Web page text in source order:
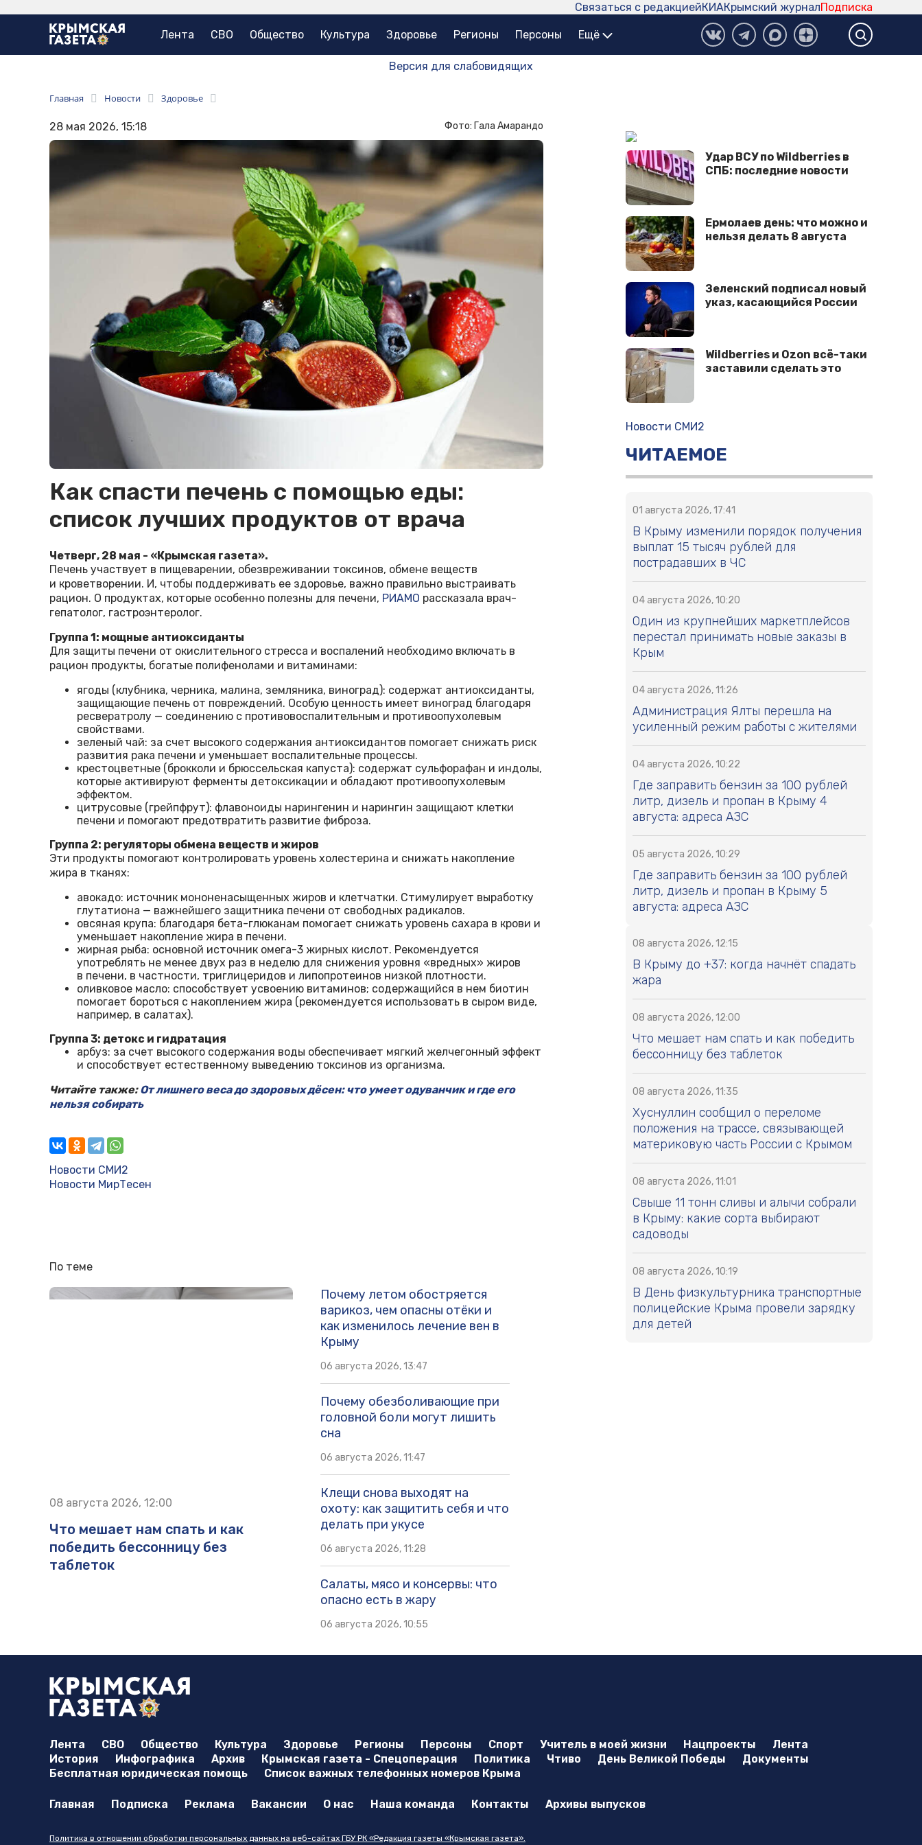
Подписка
Крымский журнал
КИА
Связаться с редакцией
Лента СВО Общество Культура Здоровье Регионы Персоны Ещё
Версия для слабовидящих
Главная Новости Здоровье
28 мая 2026, 15:18 Фото: Гала Амарандо
Как спасти печень с помощью еды:
список лучших продуктов от врача
Четверг, 28 мая - «Крымская газета».
Печень участвует в пищеварении, обезвреживании токсинов, обмене веществ
и кроветворении. И, чтобы поддерживать ее здоровье, важно правильно выстраивать
рацион. О продуктах, которые особенно полезны для печени, РИАМО рассказала врач-
гепатолог, гастроэнтеролог.
Группа 1: мощные антиоксиданты
Для защиты печени от окислительного стресса и воспалений необходимо включать в
рацион продукты, богатые полифенолами и витаминами:
ягоды (клубника, черника, малина, земляника, виноград): содержат антиоксиданты,
защищающие печень от повреждений. Особую ценность имеет виноград благодаря
ресвератролу — соединению с противовоспалительным и противоопухолевым
свойствами.
зеленый чай: за счет высокого содержания антиоксидантов помогает снижать риск
развития рака печени и уменьшает воспалительные процессы.
крестоцветные (брокколи и брюссельская капуста): содержат сульфорафан и индолы,
которые активируют ферменты детоксикации и обладают противоопухолевым
эффектом.
цитрусовые (грейпфрут): флавоноиды нарингенин и нарингин защищают клетки
печени и помогают предотвратить развитие фиброза.
Группа 2: регуляторы обмена веществ и жиров
Эти продукты помогают контролировать уровень холестерина и снижать накопление
жира в тканях:
авокадо: источник мононенасыщенных жиров и клетчатки. Стимулирует выработку
глутатиона — важнейшего защитника печени от свободных радикалов.
овсяная крупa: благодаря бета-глюканам помогает снижать уровень сахара в крови и
уменьшает накопление жира в печени.
жирная рыба: основной источник омега-3 жирных кислот. Рекомендуется
употреблять не менее двух раз в неделю для снижения уровня «вредных» жиров
в печени, в частности, триглицеридов и липопротеинов низкой плотности.
оливковое масло: способствует усвоению витаминов; содержащийся в нем биотин
помогает бороться с накоплением жира (рекомендуется использовать в сыром виде,
например, в салатах).
Группа 3: детокс и гидратация
арбуз: за счет высокого содержания воды обеспечивает мягкий желчегонный эффект
и способствует естественному выведению токсинов из организма.
Читайте также:От лишнего веса до здоровых дёсен: что умеет одуванчик и где его
нельзя собирать
Новости СМИ2
Новости МирТесен
По теме
08 августа 2026, 12:00
Что мешает нам спать и как
победить бессонницу без
таблеток
Почему летом обостряется
варикоз, чем опасны отёки и
как изменилось лечение вен в
Крыму
06 августа 2026, 13:47
Почему обезболивающие при
головной боли могут лишить
сна
06 августа 2026, 11:47
Клещи снова выходят на
охоту: как защитить себя и что
делать при укусе
06 августа 2026, 11:28
Салаты, мясо и консервы: что
опасно есть в жару
06 августа 2026, 10:55
Удар ВСУ по Wildberries в
СПБ: последние новости
Ермолаев день: что можно и
нельзя делать 8 августа
Зеленский подписал новый
указ, касающийся России
Wildberries и Ozon всё-таки
заставили сделать это
Новости СМИ2
ЧИТАЕМОЕ
01 августа 2026, 17:41
В Крыму изменили порядок получения
выплат 15 тысяч рублей для
пострадавших в ЧС
04 августа 2026, 10:20
Один из крупнейших маркетплейсов
перестал принимать новые заказы в
Крым
04 августа 2026, 11:26
Администрация Ялты перешла на
усиленный режим работы с жителями
04 августа 2026, 10:22
Где заправить бензин за 100 рублей
литр, дизель и пропан в Крыму 4
августа: адреса АЗС
05 августа 2026, 10:29
Где заправить бензин за 100 рублей
литр, дизель и пропан в Крыму 5
августа: адреса АЗС
08 августа 2026, 12:15
В Крыму до +37: когда начнёт спадать
жара
08 августа 2026, 12:00
Что мешает нам спать и как победить
бессонницу без таблеток
08 августа 2026, 11:35
Хуснуллин сообщил о переломе
положения на трассе, связывающей
материковую часть России с Крымом
08 августа 2026, 11:01
Свыше 11 тонн сливы и алычи собрали
в Крыму: какие сорта выбирают
садоводы
08 августа 2026, 10:19
В День физкультурника транспортные
полицейские Крыма провели зарядку
для детей
Лента СВО Общество Культура Здоровье Регионы Персоны Спорт Учитель в моей жизни Нацпроекты
Лента
История
Инфографика Архив Крымская газета - Спецоперация Политика Чтиво День Великой Победы
Документы
Бесплатная юридическая помощь
Список важных телефонных номеров Крыма
Главная Подписка Реклама Вакансии О нас Наша команда Контакты Архивы выпусков
Политика в отношении обработки персональных данных на веб-сайтах ГБУ РК «Редакция газеты «Крымская газета».